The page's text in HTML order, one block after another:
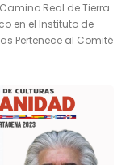
Real de Tierra
en el Instituto de
Pertenece al Comité